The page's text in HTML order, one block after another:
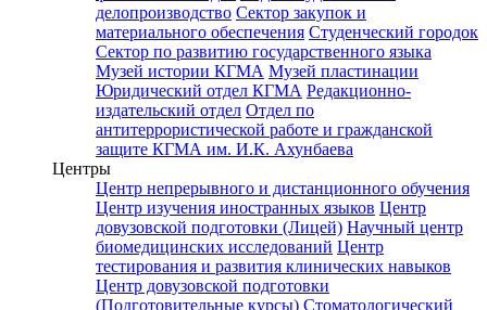
делопроизводство Сектор закупок и
материального обеспечения Студенческий городок
Сектор по развитию государственного языка
Музей истории КГМА Музей пластинации
Юридический отдел КГМА Редакционно-
издательский отдел Отдел по
антитеррористической работе и гражданской
защите КГМА им. И.К. Ахунбаева
Центры
Центр непрерывного и дистанционного обучения
Центр изучения иностранных языков Центр
довузовской подготовки (Лицей) Научный центр
биомедицинских исследований Центр
тестирования и развития клинических навыков
Центр довузовской подготовки
(Подготовительные курсы) Стоматологический